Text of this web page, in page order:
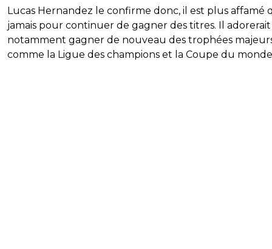
Lucas Hernandez le confirme donc, il est plus affamé
jamais pour continuer de gagner des titres. Il adorerait
notamment gagner de nouveau des trophées
comme la Ligue des champions et la Coupe du